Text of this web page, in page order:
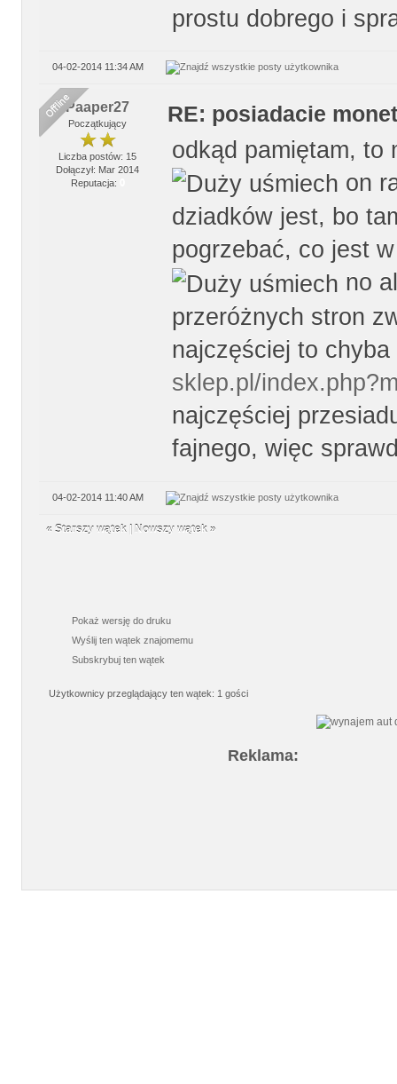
prostu dobrego i
04-02-2014 11:34 AM
Paaper27
Początkujący
Liczba postów: 15
Dołączył: Mar 2014
Reputacja:
RE: posiadacie
odkąd pamiętam, to
on
dziadków jest, bo
pogrzebać, co jest
no
przeróżnych stron
najczęściej to
sklep.pl/
najczęściej
fajnego, więc
04-02-2014 11:40 AM
« Starszy wątek| Nowszy wątek»
Pokaż wersję do druku
Wyślij ten wątek znajomemu
Subskrybuj ten wątek
Użytkownicy przeglądający ten wątek: 1 gości
Reklama: